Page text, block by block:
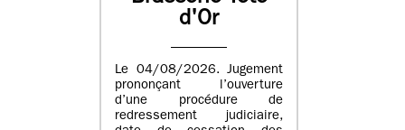
d'Or
Le 04/08/2026. Jugement
prononçant l’ouverture
d’une procédure de
redressement judiciaire,